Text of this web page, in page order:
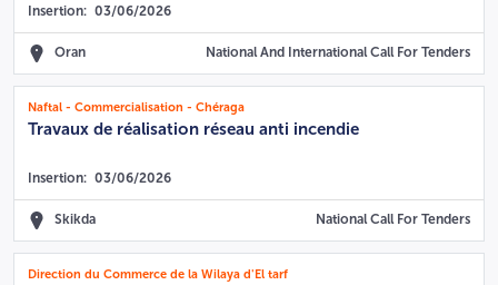
Insertion: 03/06/2026
Oran National And International Call For Tenders
Naftal - Commercialisation - Chéraga
Travaux de réalisation réseau anti incendie
Insertion: 03/06/2026
Skikda National Call For Tenders
Direction du Commerce de la Wilaya d'El tarf